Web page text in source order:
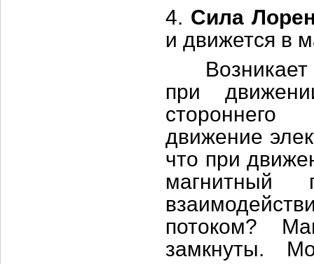
4. Сила
и движется в
Возникает
при
стороннего
движение
что при
магнитный
потоком?
замкнуты.